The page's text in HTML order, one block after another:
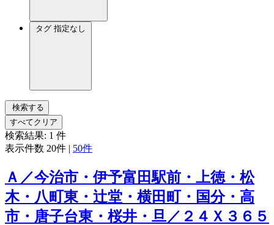
タグ 指定なし
検索する
すべてクリア
検索結果: 1 件
表示件数 20件 | 50件
Ａ／今治市・伊予富田駅前・上徳・松
木・八町東・辻堂・横田町・国分・高
市・唐子台東・桜井・旦／２４Ｘ３６５